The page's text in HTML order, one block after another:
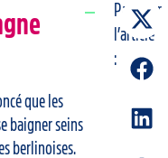
que les
baigner seins
berlinoises.
Partager
l’article
: